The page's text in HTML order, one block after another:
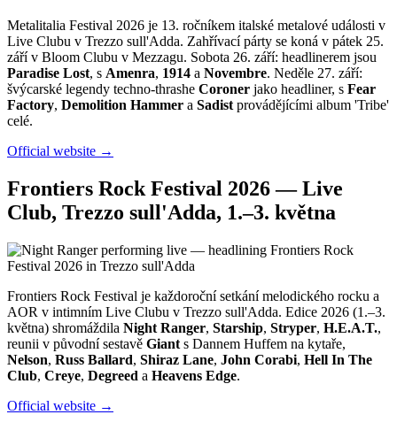
Metalitalia Festival 2026 je 13. ročníkem italské metalové události v
Live Clubu v Trezzo sull'Adda. Zahřívací párty se koná v pátek 25.
září v Bloom Clubu v Mezzagu. Sobota 26. září: headlinerem jsou
Paradise Lost, s Amenra, 1914 a Novembre. Neděle 27. září:
švýcarské legendy techno-thrashe Coroner jako headliner, s Fear
Factory, Demolition Hammer a Sadist provádějícími album 'Tribe'
celé.
Official website →
Frontiers Rock Festival 2026 — Live
Club, Trezzo sull'Adda, 1.–3. května
Frontiers Rock Festival je každoroční setkání melodického rocku a
AOR v intimním Live Clubu v Trezzo sull'Adda. Edice 2026 (1.–3.
května) shromáždila Night Ranger, Starship, Stryper, H.E.A.T.,
reunii v původní sestavě Giant s Dannem Huffem na kytaře,
Nelson, Russ Ballard, Shiraz Lane, John Corabi, Hell In The
Club, Creye, Degreed a Heavens Edge.
Official website →